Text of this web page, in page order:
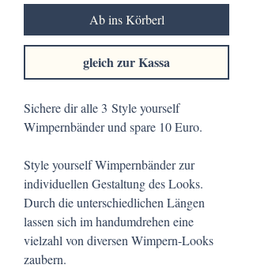
Ab ins Körberl
gleich zur Kassa
Sichere dir alle 3 Style yourself
Wimpernbänder und spare 10 Euro.
Style yourself Wimpernbänder zur
individuellen Gestaltung des Looks.
Durch die unterschiedlichen Längen
lassen sich im handumdrehen eine
vielzahl von diversen Wimpern-Looks
zaubern.